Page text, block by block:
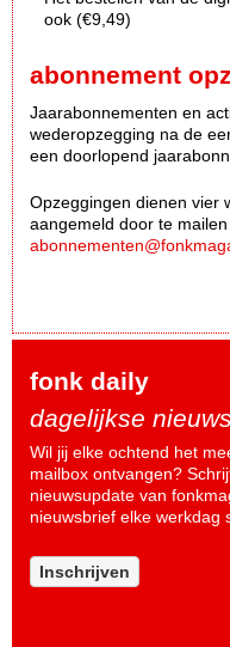
ook (€9,49)
abonnement
Jaarabonnementen en
wederopzegging na de
een doorlopend
Opzeggingen dienen vier
aangemeld door te
fonk daily
dagelijkse
Wil jij elke ochtend het
mailbox ontvangen?
nieuwsupdate van
nieuwsbrief elke werkdag
Inschrijven